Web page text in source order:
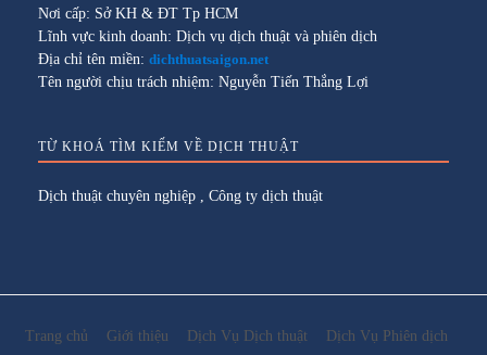
Nơi cấp: Sở KH & ĐT Tp HCM
Lĩnh vực kinh doanh: Dịch vụ dịch thuật và phiên dịch
Địa chỉ tên miền: dichthuatsaigon.net
Tên người chịu trách nhiệm: Nguyễn Tiến Thắng Lợi
TỪ KHOÁ TÌM KIẾM VỀ DỊCH THUẬT
Dịch thuật chuyên nghiệp Công ty dịch thuật
Trang chủ Giới thiệu Dịch Vụ Dịch thuật Dịch Vụ Phiên dịch